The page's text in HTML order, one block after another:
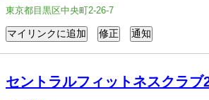
東京都目黒区中央町2-26-7
セントラルフィットネスクラブ